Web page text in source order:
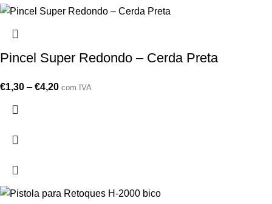
Pincel Super Redondo – Cerda Preta
€1,30 – €4,20 com IVA